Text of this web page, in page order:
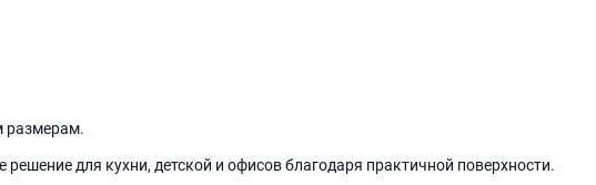
размерам.
для кухни, детской и офисов благодаря практичной поверхности.